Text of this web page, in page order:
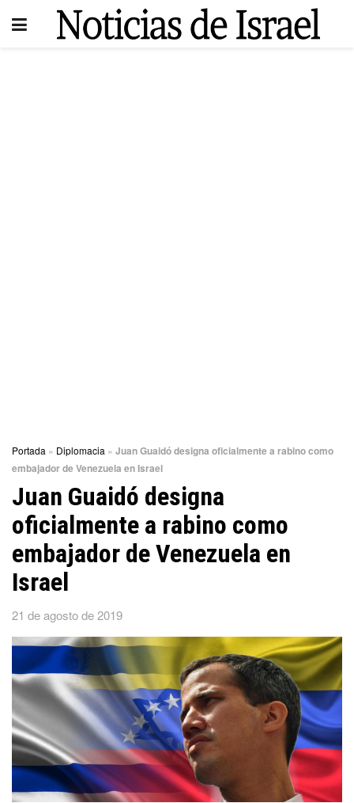
Portada » Diplomacia » Juan Guaidó designa oficialmente a rabino como
embajador de Venezuela en Israel
Juan Guaidó designa
oficialmente a rabino como
embajador de Venezuela en
Israel
21 de agosto de 2019